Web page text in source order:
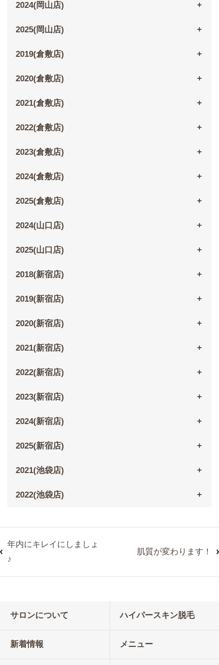
2024(岡山店)
2025(岡山店)
2019(倉敷店)
2020(倉敷店)
2021(倉敷店)
2022(倉敷店)
2023(倉敷店)
2024(倉敷店)
2025(倉敷店)
2024(山口店)
2025(山口店)
2018(新宿店)
2019(新宿店)
2020(新宿店)
2021(新宿店)
2022(新宿店)
2023(新宿店)
2024(新宿店)
2025(新宿店)
2021(池袋店)
2022(池袋店)
年内にキレイにしましょ
♪
肌質が変わります！
サロンについて ハイパースキン脱毛
新着情報 メニュー